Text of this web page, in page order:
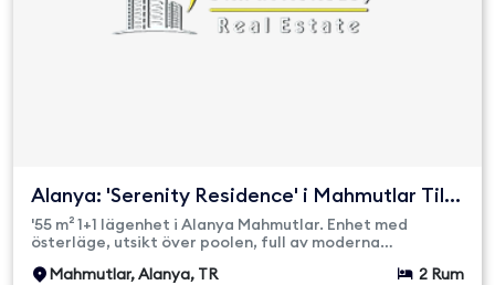
Alanya: 'Serenity Residence' i Mahmutlar Till
Salu | Fullt m...
'55 m² 1+1 lägenhet i Alanya Mahmutlar. Enhet med
österläge, utsikt över poolen, full av moderna
Mahmutlar, Alanya, TR
2 Rum